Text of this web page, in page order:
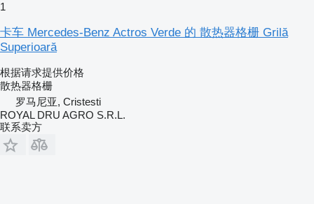
1
卡车 Mercedes-Benz Actros Verde 的 散热器格栅 Grilă
Superioară
根据请求提供价格
散热器格栅
罗马尼亚, Cristesti
ROYAL DRU AGRO S.R.L.
联系卖方